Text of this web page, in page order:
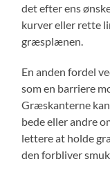
det efter ens
kurver eller rette
græsplænen.
En anden fordel
som en barriere
Græskanterne
bede eller andre
lettere at holde
den forbliver